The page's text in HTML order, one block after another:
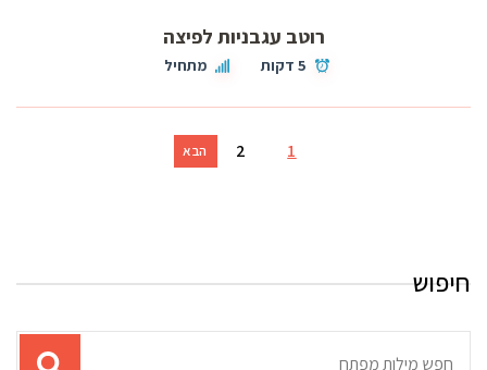
רוטב עגבניות לפיצה
5 דקות מתחיל
1
2 הבא
חיפוש